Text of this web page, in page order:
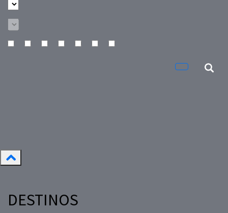
DESTINOS